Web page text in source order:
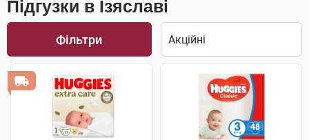
Підгузки в Ізяславі
Фільтри